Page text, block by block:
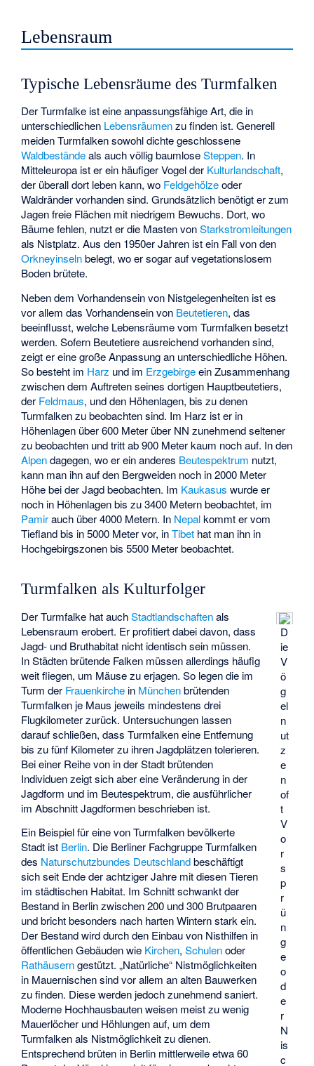
Lebensraum
Typische Lebensräume des Turmfalken
Der Turmfalke ist eine anpassungsfähige Art, die in
unterschiedlichen Lebensräumenzu finden ist. Generell
meiden Turmfalken sowohl dichte geschlossene
Waldbeständeals auch völlig baumloseSteppen. In
Mitteleuropa ist er ein häufiger Vogel der Kulturlandschaft,
der überall dort leben kann, wo Feldgehölzeoder
Waldränder vorhanden sind. Grundsätzlich benötigt er zum
Jagen freie Flächen mit niedrigem Bewuchs. Dort, wo
Bäume fehlen, nutzt er die Masten vonStarkstromleitungen
als Nistplatz. Aus den 1950er Jahren ist ein Fall von den
Orkneyinselnbelegt, wo er sogar auf vegetationslosem
Boden brütete.
Neben dem Vorhandensein von Nistgelegenheiten ist es
vor allem das Vorhandensein von Beutetieren, das
beeinflusst, welche Lebensräume vom Turmfalken besetzt
werden. Sofern Beutetiere ausreichend vorhanden sind,
zeigt er eine große Anpassung an unterschiedliche Höhen.
So besteht im Harz und im Erzgebirgeein Zusammenhang
zwischen dem Auftreten seines dortigen Hauptbeutetiers,
der Feldmaus, und den Höhenlagen, bis zu denen
Turmfalken zu beobachten sind. Im Harz ist er in
Höhenlagen über 600 Meter über NN zunehmend seltener
zu beobachten und tritt ab 900 Meter kaum noch auf. In den
Alpendagegen, wo er ein anderes Beutespektrum nutzt,
kann man ihn auf den Bergweiden noch in 2000 Meter
Höhe bei der Jagd beobachten. Im Kaukasus wurde er
noch in Höhenlagen bis zu 3400 Metern beobachtet, im
Pamirauch über 4000 Metern. In Nepalkommt er vom
Tiefland bis in 5000 Meter vor, inTibet hat man ihn in
Hochgebirgszonen bis 5500 Meter beobachtet.
Turmfalken als Kulturfolger
D
ie
V
ö
g
el
n
ut
z
e
n
of
t
V
o
r
s
p
r
ü
n
g
e
o
d
e
r
N
is
c
Der Turmfalke hat auchStadtlandschaftenals
Lebensraum erobert. Er profitiert dabei davon, dass
Jagd- und Bruthabitat nicht identisch sein müssen.
In Städten brütende Falken müssen allerdings häufig
weit fliegen, um Mäuse zu erjagen. So legen die im
Turm der Frauenkirche in Münchenbrütenden
Turmfalken je Maus jeweils mindestens drei
Flugkilometer zurück. Untersuchungen lassen
darauf schließen, dass Turmfalken eine Entfernung
bis zu fünf Kilometer zu ihren Jagdplätzen tolerieren.
Bei einer Reihe von in der Stadt brütenden
Individuen zeigt sich aber eine Veränderung in der
Jagdform und im Beutespektrum, die ausführlicher
im Abschnitt Jagdformen beschrieben ist.
Ein Beispiel für eine von Turmfalken bevölkerte
Stadt ist Berlin. Die Berliner Fachgruppe Turmfalken
des Naturschutzbundes Deutschlandbeschäftigt
sich seit Ende der achtziger Jahre mit diesen Tieren
im städtischen Habitat. Im Schnitt schwankt der
Bestand in Berlin zwischen 200 und 300 Brutpaaren
und bricht besonders nach harten Wintern stark ein.
Der Bestand wird durch den Einbau von Nisthilfen in
öffentlichen Gebäuden wie Kirchen,Schulenoder
Rathäuserngestützt. „Natürliche“ Nistmöglichkeiten
in Mauernischen sind vor allem an alten Bauwerken
zu finden. Diese werden jedoch zunehmend saniert.
Moderne Hochhausbauten weisen meist zu wenig
Mauerlöcher und Höhlungen auf, um dem
Turmfalken als Nistmöglichkeit zu dienen.
Entsprechend brüten in Berlin mittlerweile etwa 60